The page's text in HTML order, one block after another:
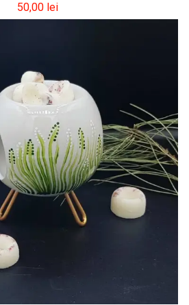
50,00 lei